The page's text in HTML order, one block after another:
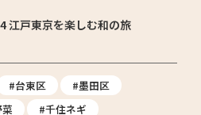
戸東京を楽しむ和の旅
#台東区
#墨田区
#千住ネギ